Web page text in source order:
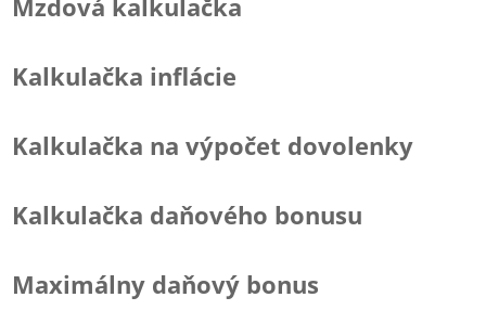
Mzdová kalkulačka
Kalkulačka inflácie
Kalkulačka na výpočet dovolenky
Kalkulačka daňového bonusu
Maximálny daňový bonus